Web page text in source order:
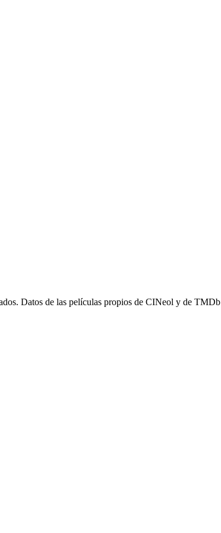
Datos de las películas propios de CINeol y de TMDb